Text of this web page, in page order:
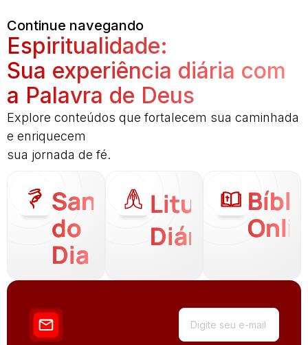
Continue navegando
Espiritualidade:
Sua experiência diária com
a Palavra de Deus
Explore conteúdos que fortalecem sua caminhada
e enriquecem
sua jornada de fé.
Santo
do
Dia
Liturgia
Diária